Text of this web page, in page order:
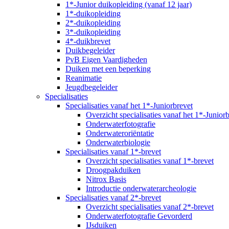
1*-Junior duikopleiding (vanaf 12 jaar)
1*-duikopleiding
2*-duikopleiding
3*-duikopleiding
4*-duikbrevet
Duikbegeleider
PvB Eigen Vaardigheden
Duiken met een beperking
Reanimatie
Jeugdbegeleider
Specialisaties
Specialisaties vanaf het 1*-Juniorbrevet
Overzicht specialisaties vanaf het 1*-
Onderwaterfotografie
Onderwateroriëntatie
Onderwaterbiologie
Specialisaties vanaf 1*-brevet
Overzicht specialisaties vanaf 1*-brevet
Droogpakduiken
Nitrox Basis
Introductie onderwaterarcheologie
Specialisaties vanaf 2*-brevet
Overzicht specialisaties vanaf 2*-brevet
Onderwaterfotografie Gevorderd
IJsduiken